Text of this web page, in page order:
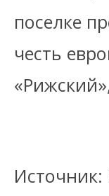
поселке
честь